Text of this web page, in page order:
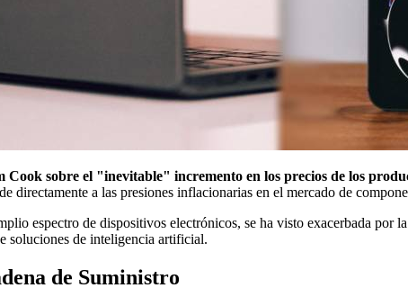
Cook sobre el "inevitable" incremento en los precios de los
directamente a las presiones inflacionarias en el mercado de
espectro de dispositivos electrónicos, se ha visto exacerbada
soluciones de inteligencia artificial.
de Suministro